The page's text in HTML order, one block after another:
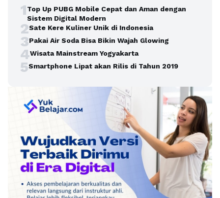
1Top Up PUBG Mobile Cepat dan Aman dengan
Sistem Digital Modern
2Sate Kere Kuliner Unik di Indonesia
3Pakai Air Soda Bisa Bikin Wajah Glowing
4Wisata Mainstream Yogyakarta
5Smartphone Lipat akan Rilis di Tahun 2019